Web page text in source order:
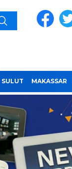
SULUT MAKASSAR